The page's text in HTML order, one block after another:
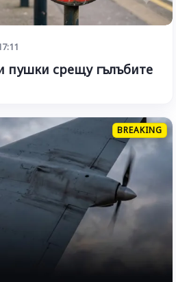
пушки срещу гълъбите
BREAKING